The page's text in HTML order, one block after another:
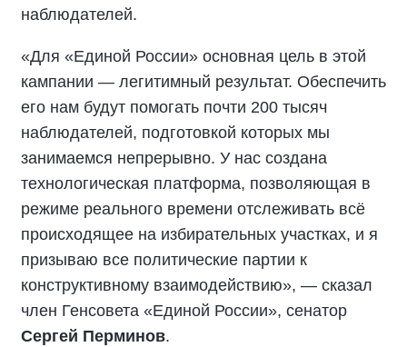
наблюдателей.
«Для «Единой России» основная цель в этой
кампании — легитимный результат. Обеспечить
его нам будут помогать почти 200 тысяч
наблюдателей, подготовкой которых мы
занимаемся непрерывно. У нас создана
технологическая платформа, позволяющая в
режиме реального времени отслеживать всё
происходящее на избирательных участках, и я
призываю все политические партии к
конструктивному взаимодействию», — сказал
член Генсовета «Единой России», сенатор
Сергей Перминов.